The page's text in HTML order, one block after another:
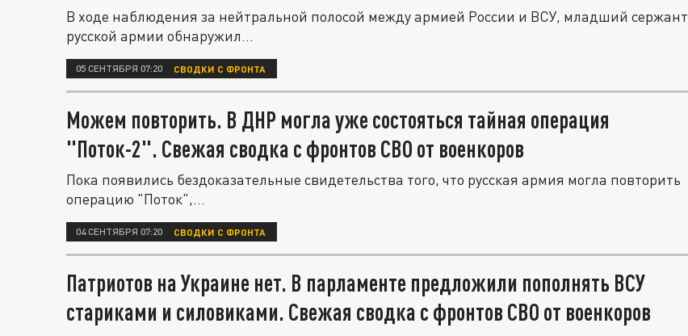
В ходе наблюдения за нейтральной полосой между армией России и ВСУ, младший сержант
русской армии обнаружил...
05 СЕНТЯБРЯ 07:20 СВОДКИ С ФРОНТА
Можем повторить. В ДНР могла уже состояться тайная операция
"Поток-2". Свежая сводка с фронтов СВО от военкоров
Пока появились бездоказательные свидетельства того, что русская армия могла повторить
операцию "Поток",...
04 СЕНТЯБРЯ 07:20 СВОДКИ С ФРОНТА
Патриотов на Украине нет. В парламенте предложили пополнять ВСУ
стариками и силовиками. Свежая сводка с фронтов СВО от военкоров